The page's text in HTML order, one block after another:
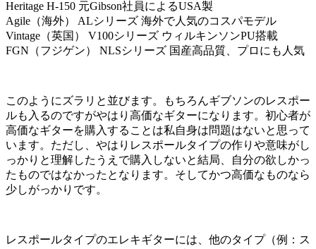
Heritage H-150 元Gibson社員によるUSA製
Agile（海外） ALシリーズ 海外で人気のコスパモデル
Vintage（英国） V100シリーズ ウィルキンソンPU搭載
FGN（フジゲン） NLSシリーズ 国産高品質、プロにも人気
このようにズラリと並びます。もちろんギブソンのレスポー
ルも入るのですがやはり高価なギターになります。初心者が
高価なギターを購入することは私自身は問題はないと思って
います。ただし、やはりレスポールタイプの作りや意味がし
っかりと理解したうえで購入しないと結局、自分の欲しかっ
たものではなかったとなります。そしてかつ高価なものなら
少しがっかりです。
レスポールタイプのエレキギターには、他のタイプ（例：ス